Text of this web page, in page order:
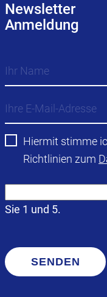
Newsletter
Anmeldung
Hiermit stimme
Richtlinien zum
Sie 1 und 5.
SENDEN